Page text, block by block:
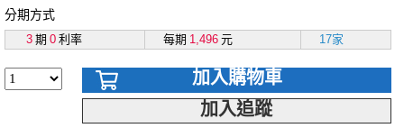
分期方式
3 期 0 利率 每期 1,496 元 17家
加入購物車
加入追蹤